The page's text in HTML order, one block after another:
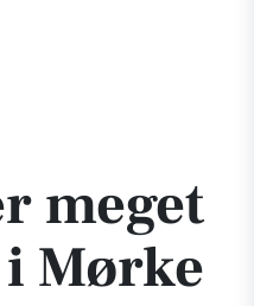
meget
Mørke